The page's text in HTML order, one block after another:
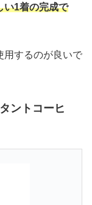
い1着の完成で
用するのが良いで
ントコーヒ